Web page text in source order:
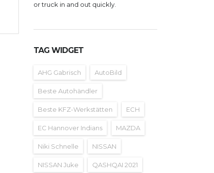
or truck in and out quickly.
TAG WIDGET
AHG Gabrisch AutoBild
Beste Autohändler
Beste KFZ-Werkstätten ECH
EC Hannover Indians MAZDA
Niki Schnelle NISSAN
NISSAN Juke QASHQAI 2021